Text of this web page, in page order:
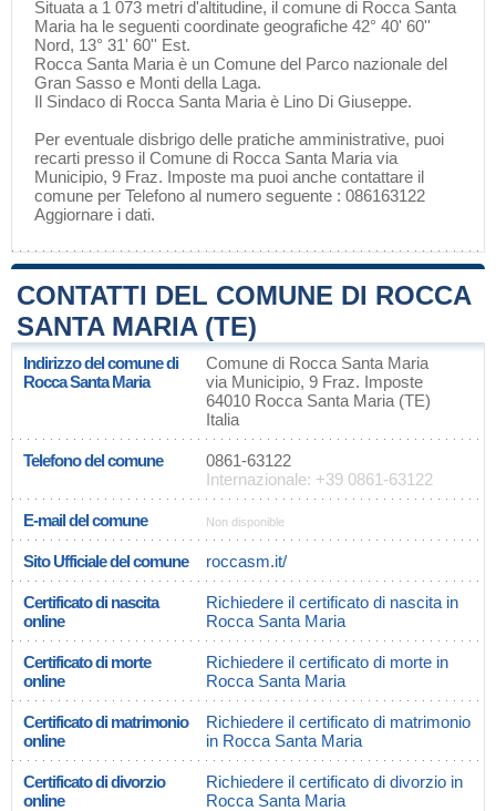
Situata a 1 073 metri d'altitudine, il comune di Rocca Santa
Maria ha le seguenti coordinate geografiche 42° 40' 60''
Nord, 13° 31' 60'' Est.
Rocca Santa Maria è un Comune del Parco nazionale del
Gran Sasso e Monti della Laga.
Il Sindaco di Rocca Santa Maria è Lino Di Giuseppe.
Per eventuale disbrigo delle pratiche amministrative, puoi
recarti presso il Comune di Rocca Santa Maria via
Municipio, 9 Fraz. Imposte ma puoi anche contattare il
comune per Telefono al numero seguente : 086163122
Aggiornare i dati.
CONTATTI DEL COMUNE DI ROCCA
SANTA MARIA (TE)
Indirizzo del comune di
Rocca Santa Maria
Comune di Rocca Santa Maria
via Municipio, 9 Fraz. Imposte
64010 Rocca Santa Maria (TE)
Italia
Telefono del comune
0861-63122
Internazionale: +39 0861-63122
E-mail del comune Non disponible
Sito Ufficiale del comune roccasm.it/
Certificato di nascita
online
Richiedere il certificato di nascita in
Rocca Santa Maria
Certificato di morte
online
Richiedere il certificato di morte in
Rocca Santa Maria
Certificato di matrimonio
online
Richiedere il certificato di matrimonio
in Rocca Santa Maria
Certificato di divorzio
online
Richiedere il certificato di divorzio in
Rocca Santa Maria